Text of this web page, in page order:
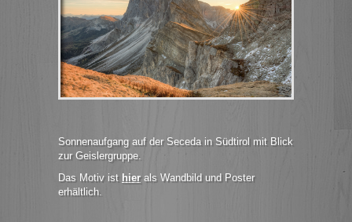
Sonnenaufgang auf der Seceda in Südtirol mit Blick
zur Geislergruppe.
Das Motiv ist hierals Wandbild und Poster
erhältlich.